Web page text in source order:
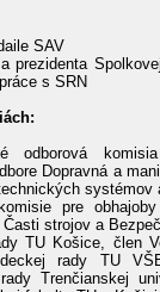
SAV
prezidenta
s SRN
odborová
Dopravná a
systémov
pre
strojov a
TU Košice, člen
rady TU
Trenčianskej